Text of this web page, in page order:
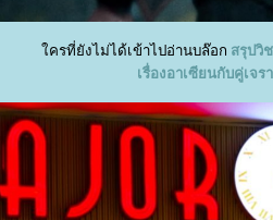
ครที่ยังไม่ได้เข้าไปอ่านบล๊อก สรุปวิ
เรื่องอาเซียนกับคู่เจร